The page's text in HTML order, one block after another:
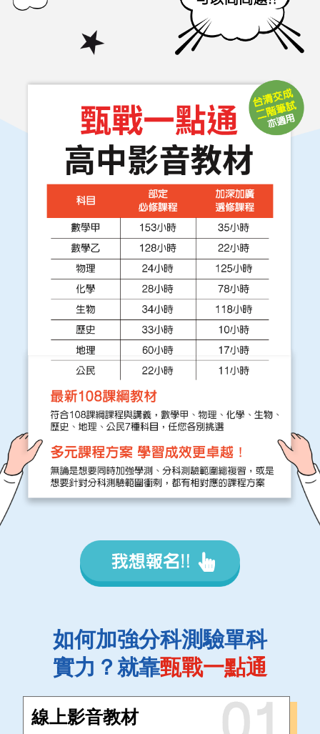
如何加強分科測驗單科
實力？就靠甄戰一點通
線上影音教材